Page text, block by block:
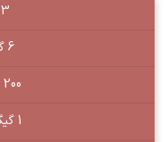
3 هسته پردازنده
6 گیگابایت حافظه
200 گیگابایت دیسک
1 گیگابیت پورت شبکه